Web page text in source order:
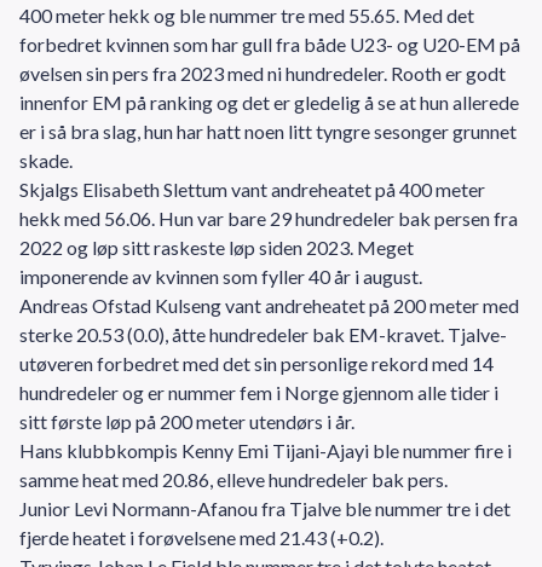
400 meter hekk og ble nummer tre med 55.65. Med det
forbedret kvinnen som har gull fra både U23- og U20-EM på
øvelsen sin pers fra 2023 med ni hundredeler. Rooth er godt
innenfor EM på ranking og det er gledelig å se at hun allerede
er i så bra slag, hun har hatt noen litt tyngre sesonger grunnet
skade.
Skjalgs Elisabeth Slettum vant andreheatet på 400 meter
hekk med 56.06. Hun var bare 29 hundredeler bak persen fra
2022 og løp sitt raskeste løp siden 2023. Meget
imponerende av kvinnen som fyller 40 år i august.
Andreas Ofstad Kulseng vant andreheatet på 200 meter med
sterke 20.53 (0.0), åtte hundredeler bak EM-kravet. Tjalve-
utøveren forbedret med det sin personlige rekord med 14
hundredeler og er nummer fem i Norge gjennom alle tider i
sitt første løp på 200 meter utendørs i år.
Hans klubbkompis Kenny Emi Tijani-Ajayi ble nummer fire i
samme heat med 20.86, elleve hundredeler bak pers.
Junior Levi Normann-Afanou fra Tjalve ble nummer tre i det
fjerde heatet i forøvelsene med 21.43 (+0.2).